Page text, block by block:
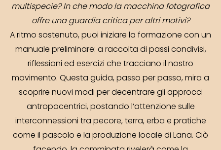
multispecie? In che modo la macchina fotografica
offre una guardia critica per altri motivi?
A ritmo sostenuto, puoi iniziare la formazione con un
manuale preliminare: a raccolta di passi condivisi,
riflessioni ed esercizi che tracciano il nostro
movimento. Questa guida, passo per passo, mira a
scoprire nuovi modi per decentrare gli approcci
antropocentrici, postando l’attenzione sulle
interconnessioni tra pecore, terra, erba e pratiche
come il pascolo e la produzione locale di Lana. Ciò